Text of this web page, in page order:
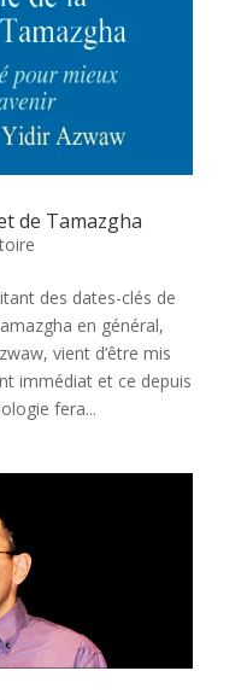
de Tamazgha
des dates-clés de
en général,
vient d’être mis
immédiat et ce depuis
fera...